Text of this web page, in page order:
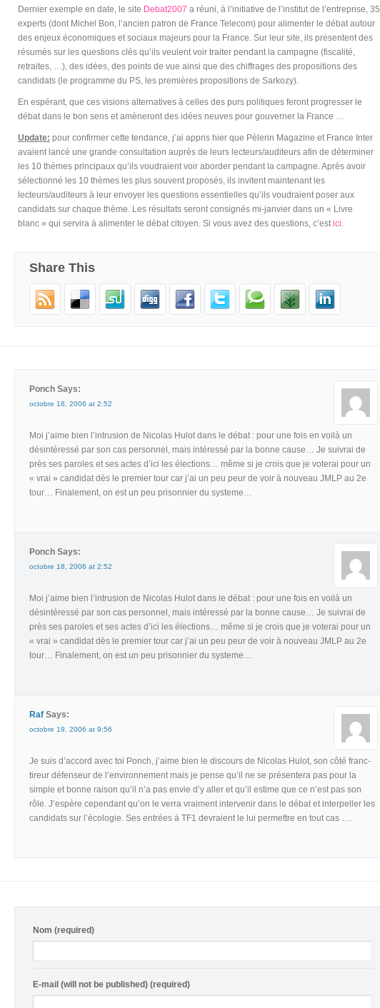
Dernier exemple en date, le site Debat2007 a réuni, à l’initiative de l’institut de l’entreprise, 35
experts (dont Michel Bon, l’ancien patron de France Telecom) pour alimenter le débat autour
des enjeux économiques et sociaux majeurs pour la France. Sur leur site, ils présentent des
résumés sur les questions clés qu’ils veulent voir traiter pendant la campagne (fiscalité,
retraites, …), des idées, des points de vue ainsi que des chiffrages des propositions des
candidats (le programme du PS, les premières propositions de Sarkozy).
En espérant, que ces visions alternatives à celles des purs politiques feront progresser le
débat dans le bon sens et amèneront des idées neuves pour gouverner la France …
Update: pour confirmer cette tendance, j’ai appris hier que Pèlerin Magazine et France Inter
avaient lancé une grande consultation auprès de leurs lecteurs/auditeurs afin de déterminer
les 10 thèmes principaux qu’ils voudraient voir aborder pendant la campagne. Après avoir
sélectionné les 10 thèmes les plus souvent proposés, ils invitent maintenant les
lecteurs/auditeurs à leur envoyer les questions essentielles qu’ils voudraient poser aux
candidats sur chaque thème. Les résultats seront consignés mi-janvier dans un « Livre
blanc » qui servira à alimenter le débat citoyen. Si vous avez des questions, c’estici.
Share This
Ponch Says:
octobre 18, 2006 at 2:52
Moi j’aime bien l’intrusion de Nicolas Hulot dans le débat : pour une fois en voilà un
désintéressé par son cas personnel, mais intéressé par la bonne cause… Je suivrai de
près ses paroles et ses actes d’ici les élections… même si je crois que je voterai pour un
« vrai » candidat dès le premier tour car j’ai un peu peur de voir à nouveau JMLP au 2e
tour… Finalement, on est un peu prisonnier du systeme…
Ponch Says:
octobre 18, 2006 at 2:52
Moi j’aime bien l’intrusion de Nicolas Hulot dans le débat : pour une fois en voilà un
désintéressé par son cas personnel, mais intéressé par la bonne cause… Je suivrai de
près ses paroles et ses actes d’ici les élections… même si je crois que je voterai pour un
« vrai » candidat dès le premier tour car j’ai un peu peur de voir à nouveau JMLP au 2e
tour… Finalement, on est un peu prisonnier du systeme…
Raf Says:
octobre 19, 2006 at 9:56
Je suis d’accord avec toi Ponch, j’aime bien le discours de Nicolas Hulot, son côté franc-
tireur défenseur de l’environnement mais je pense qu’il ne se présentera pas pour la
simple et bonne raison qu’il n’a pas envie d’y aller et qu’il estime que ce n’est pas son
rôle. J’espère cependant qu’on le verra vraiment intervenir dans le débat et interpeller les
candidats sur l’écologie. Ses entrées à TF1 devraient le lui permettre en tout cas ….
Nom (required)
E-mail (will not be published) (required)